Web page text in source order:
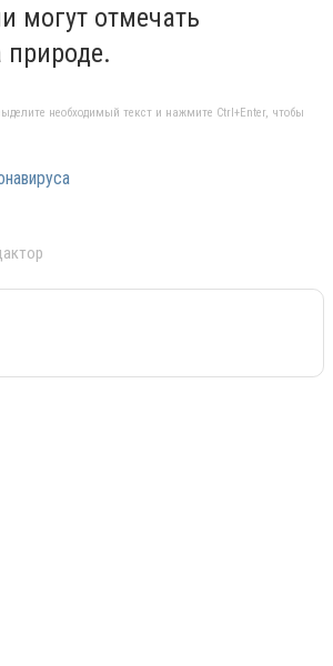
могут отмечать
природе.
необходимый текст и нажмите Ctrl+Enter, чтобы